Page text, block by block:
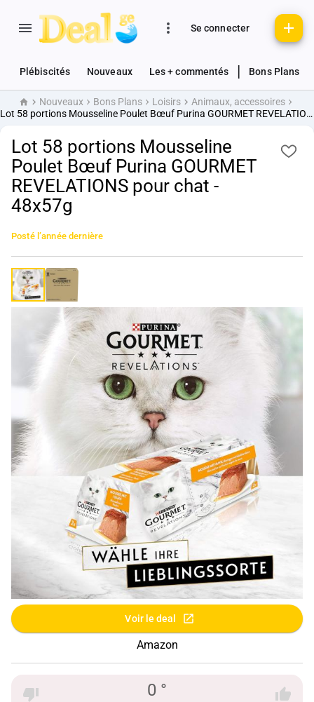
Se connecter
Plébiscités Nouveaux Les + commentés Bons Plans
AccueilNouveaux Bons Plans Loisirs
Animaux, accessoires
Lot 58 portions Mousseline Poulet Bœuf Purina GOURMET REVELATIONS pour chat - 48x57g
Lot 58 portions Mousseline
Poulet Bœuf Purina GOURMET
REVELATIONS pour chat -
48x57g
Posté l’année dernière
Voir le deal
Amazon
0 °